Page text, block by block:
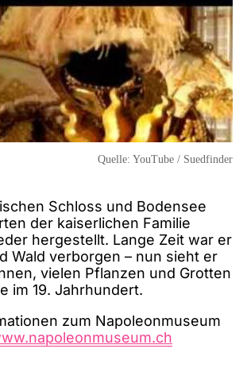
Quelle: YouTube / Suedfinder
Schloss und Bodensee
der kaiserlichen Familie
hergestellt. Lange Zeit war er
Wald verborgen – nun sieht er
vielen Pflanzen und Grotten
im 19. Jahrhundert.
zum Napoleonmuseum